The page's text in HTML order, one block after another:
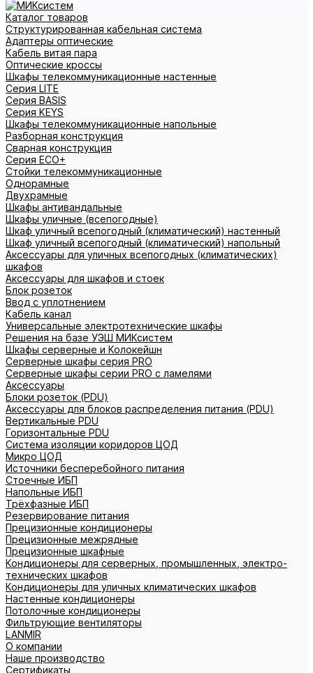
Каталог товаров
Структурированная кабельная система
Адаптеры оптические
Кабель витая пара
Оптические кроссы
Шкафы телекоммуникационные настенные
Cерия LITE
Cерия BASIS
Cерия KEYS
Шкафы телекоммуникационные напольные
Разборная конструкция
Сварная конструкция
Серия ECO+
Стойки телекоммуникационные
Однорамные
Двухрамные
Шкафы антивандальные
Шкафы уличные (всепогодные)
Шкаф уличный всепогодный (климатический) настенный
Шкаф уличный всепогодный (климатический) напольный
Аксессуары для уличных всепогодных (климатических)
шкафов
Аксессуары для шкафов и стоек
Блок розеток
Ввод с уплотнением
Кабель канал
Универсальные электротехнические шкафы
Решения на базе УЭШ МИКсистем
Шкафы серверные и Колокейшн
Серверные шкафы серия PRO
Серверные шкафы серии PRO с ламелями
Аксессуары
Блоки розеток (PDU)
Аксессуары для блоков распределения питания (PDU)
Вертикальные PDU
Горизонтальные PDU
Система изоляции коридоров ЦОД
Микро ЦОД
Источники бесперебойного питания
Стоечные ИБП
Напольные ИБП
Трёхфазные ИБП
Резервирование питания
Прецизионные кондиционеры
Прецизионные межрядные
Прецизионные шкафные
Кондиционеры для серверных, промышленных, электро-
технических шкафов
Кондиционеры для уличных климатических шкафов
Настенные кондиционеры
Потолочные кондиционеры
Фильтрующие вентиляторы
LANMIR
О компании
Наше производство
Сертификаты